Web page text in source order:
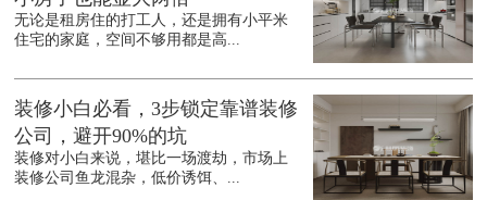
无论是租房住的打工人，还是拥有小平米
住宅的家庭，空间不够用都是高...
装修小白必看，3步锁定靠谱装修
公司，避开90%的坑
装修对小白来说，堪比一场渡劫，市场上
装修公司鱼龙混杂，低价诱饵、...